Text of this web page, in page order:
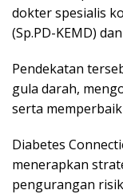
dokter spesialis
(Sp.PD-KEMD)
Pendekatan
gula darah,
serta
Diabetes
menerapkan
pengurangan